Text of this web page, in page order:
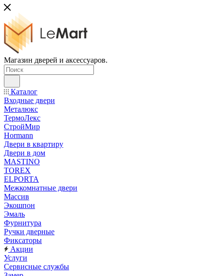
Магазин дверей и аксессуаров.
Каталог
Входные двери
Металюкс
ТермоЛекс
СтройМир
Hormann
Двери в квартиру
Двери в дом
MASTINO
TOREX
ELPORTA
Межкомнатные двери
Массив
Экошпон
Эмаль
Фурнитура
Ручки дверные
Фиксаторы
Акции
Услуги
Сервисные службы